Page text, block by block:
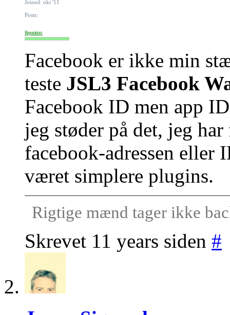
Joined: okt '11
Posts:
Reputation:
Facebook er ikke min
teste JSL3 Facebook
Facebook ID men app
jeg støder på det, jeg
facebook-adressen eller
været simplere plugins.
Rigtige mænd tager ikke
Skrevet 11 years siden #